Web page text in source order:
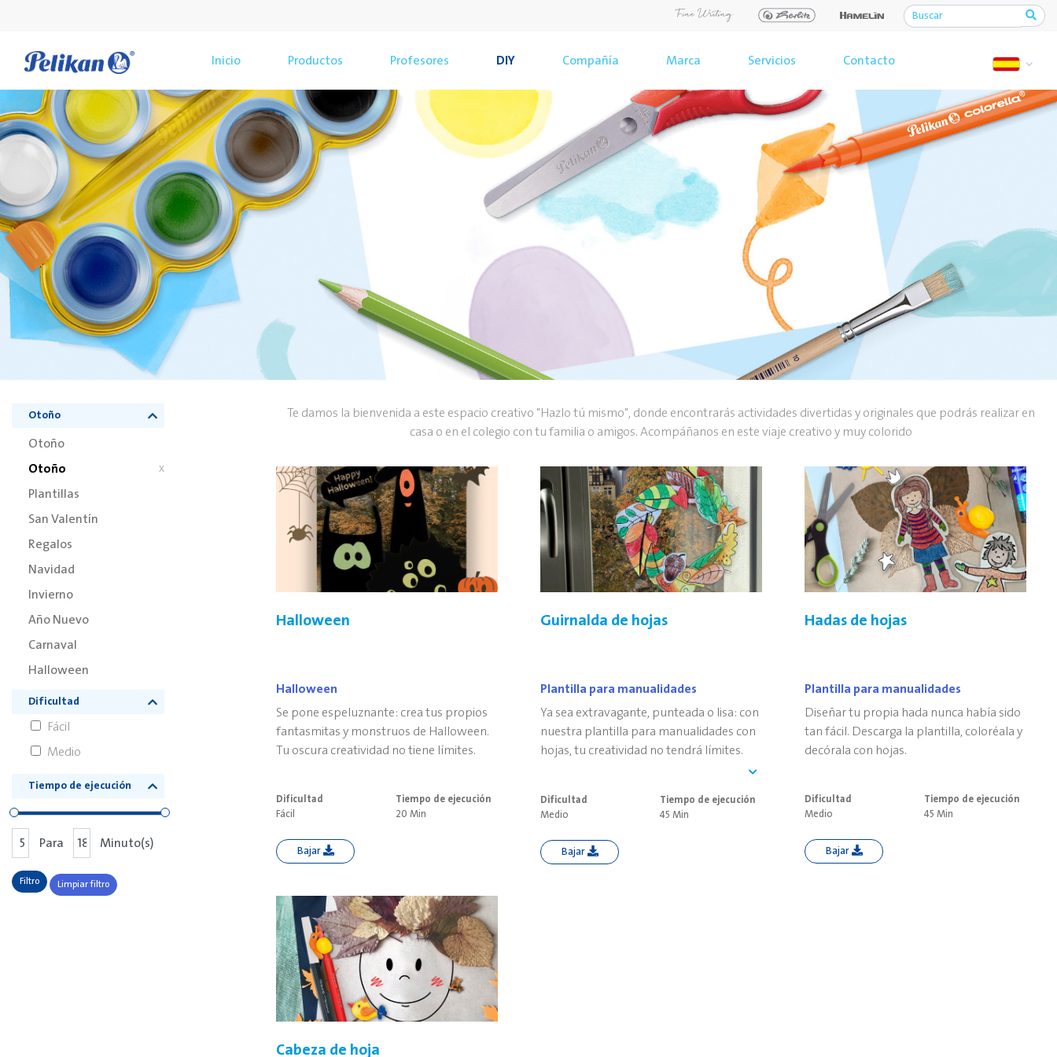
Inicio Productos Profesores DIY Compañía Marca Servicios Contacto
Otoño
Otoño
Otoño
X
Plantillas
San Valentín
Regalos
Navidad
Invierno
Año Nuevo
Carnaval
Halloween
Dificultad
Fácil
Medio
Tiempo de ejecución
Para Minuto(s)
Filtro Limpiar filtro
Te damos la bienvenida a este espacio creativo "Hazlo tú mismo", donde encontrarás actividades divertidas y originales que podrás realizar en
casa o en el colegio con tu familia o amigos. Acompáñanos en este viaje creativo y muy colorido
Halloween
Halloween
Se pone espeluznante: crea tus propios
fantasmitas y monstruos de Halloween.
Tu oscura creatividad no tiene límites.
Dificultad
Fácil
Tiempo de ejecución
20 Min
Bajar
Guirnalda de hojas
Plantilla para manualidades
Ya sea extravagante, punteada o lisa: con
nuestra plantilla para manualidades con
hojas, tu creatividad no tendrá límites.
Dificultad
Medio
Tiempo de ejecución
45 Min
Bajar
Hadas de hojas
Plantilla para manualidades
Diseñar tu propia hada nunca había sido
tan fácil. Descarga la plantilla, coloréala y
decórala con hojas.
Dificultad
Medio
Tiempo de ejecución
45 Min
Bajar
Cabeza de hoja